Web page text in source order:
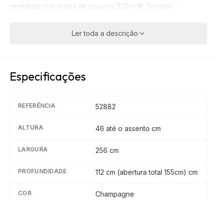
revestida com manta de espuma D20 soft, Encosto -
Ler toda a descrição
Especificações
REFERÊNCIA 52882
ALTURA 46 até o assento cm
LARGURA 256 cm
PROFUNDIDADE 112 cm (abertura total 155cm) cm
COR Champagne